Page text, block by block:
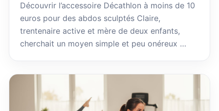
Découvrir l’accessoire Décathlon à moins de 10
euros pour des abdos sculptés Claire,
trentenaire active et mère de deux enfants,
cherchait un moyen simple et peu onéreux …